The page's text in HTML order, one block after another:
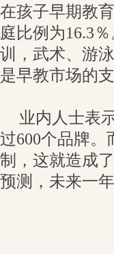
在孩子早期教
庭比例为16.3
训，武术、游
是早教市场的支
业内人士表
过600个品牌
制，这就造成
预测，未来一